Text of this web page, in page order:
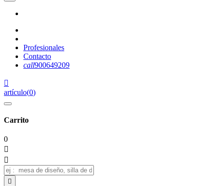
Profesionales
Contacto
call900649209

artículo(0)
Carrito
0


